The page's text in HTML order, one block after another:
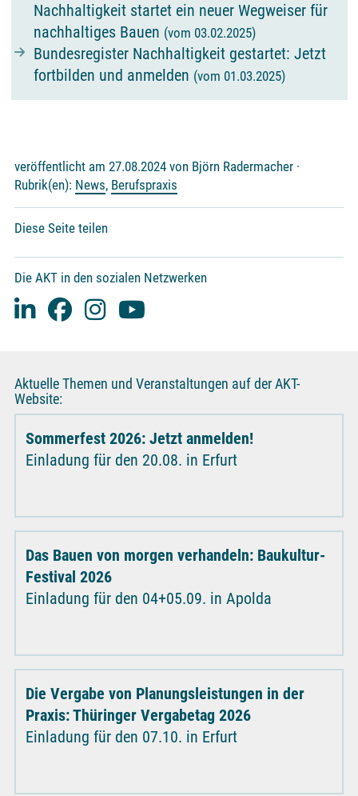
Nachhaltigkeit startet ein neuer Wegweiser für
nachhaltiges Bauen (vom 03.02.2025)
Bundesregister Nachhaltigkeit gestartet: Jetzt
fortbilden und anmelden (vom 01.03.2025)
veröffentlicht am 27.08.2024 von Björn Radermacher ·
Rubrik(en): News, Berufspraxis
Diese Seite teilen
Die AKT in den sozialen Netzwerken
Aktuelle Themen und Veranstaltungen auf der AKT-
Website:
Sommerfest 2026: Jetzt anmelden!
Einladung für den 20.08. in Erfurt
Das Bauen von morgen verhandeln: Baukultur-
Festival 2026
Einladung für den 04+05.09. in Apolda
Die Vergabe von Planungsleistungen in der
Praxis: Thüringer Vergabetag 2026
Einladung für den 07.10. in Erfurt